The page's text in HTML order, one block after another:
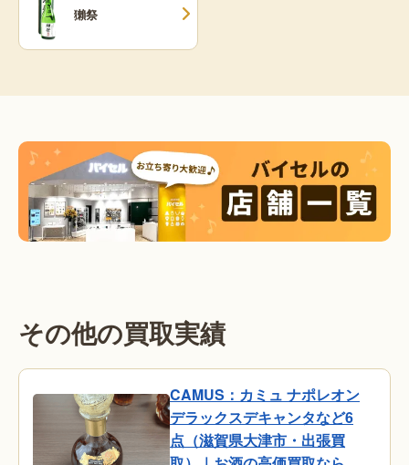
獺祭
その他の買取実績
CAMUS：カミュ ナポレオン
デラックスデキャンタなど6
点（滋賀県大津市・出張買